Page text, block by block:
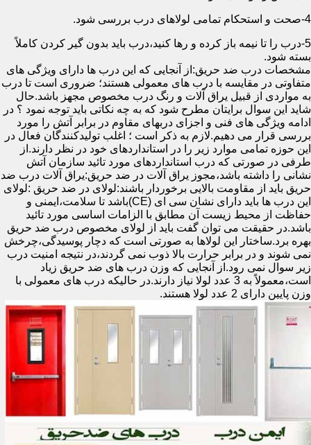
4-صحت و استحکام تمامی لولاهای درب بررسی شود.
5-درب را تا نیمه باز کرده و رها کنید،درب باید بدون گیر کردن کاملاً
بسته شود.
مشخصات درب ضد حریق:از آنجایی که این درب ها دارای ویژگی های
متفاوتی در مقایسه با درب های معمولی هستند؛ ضروری است تا درب
به مواردی از قبیل یراق آلات و رنگ درب مخصوص مجهز باشد.حال
شاید این سوال برایتان مطرح شود که به چه نکاتی باید توجه نمود ؟ در
ادامه ویژگی های فنی و اجزای دربهای مقاوم در برابر آتش را مورد
بررسی قرار می دهیم.لازم به ذکر است ؛ اغلب تولیدکنندگان فعال در
این حوزه تمامی موارد زیر را در استانداردهای خود در نظر دارند.از
طرفی در صورتی که درب استانداردهای مورد تائید سازمان آتش
نشانی را داشته باشد،مجوز یراق آلات در ضد حریق:یراق آلات درب ضد
حریق باید از مقاومت بالایی برخوردار باشند:لولای در ضد حریق :لولای
این درب ها باید دارای نشان سی ای (CE)باشد تا سلامت،ایمنی و
حفاظت از محیط زیست آن مطابق با الزامات اساسی مورد تائید
باشد.در حقیقت می توان گفت باید از لولای مخصوص درب ضد حریق
بهره برد.ساختار این لولاها به صورتی است که دچار پوسیدگی،چرخش
نمی شوند و در برابر حرارت بالا ذوب نمی گردند،در نتیجه امنیت درب
زیر سوال نمی رود.از آنجایی که وزن درب های ضد حریق زیاد
است،معمولاً به 3 عدد لولا نیاز دارند.در حالیکه درب های معمولی با
وزن پایین دارای 2 عدد لولا هستند.